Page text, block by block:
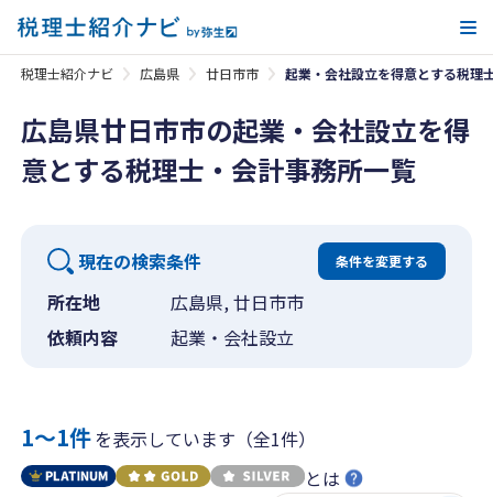
税理士紹介ナビ 広島県 廿日市市 起業・会社設立を得意とする税理
広島県廿日市市の起業・会社設立を得
意とする税理士・会計事務所一覧
現在の検索条件 条件を変更する
所在地
広島県, 廿日市市
依頼内容
起業・会社設立
1〜1件を表示しています（全1件）
とは